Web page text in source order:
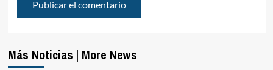
Más Noticias | More News